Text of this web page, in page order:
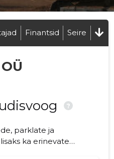
Finantsid Seire
?
parklate ja
ka erinevate